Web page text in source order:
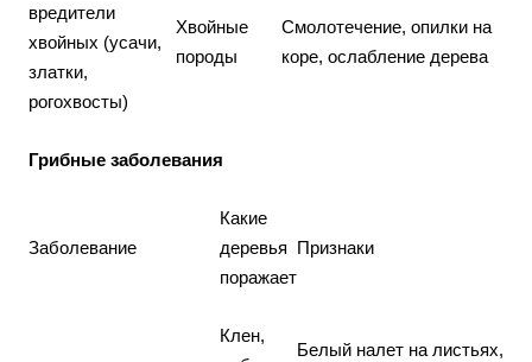
вредители
хвойных (усачи,
златки,
рогохвосты)
Хвойные
породы
Смолотечение, опилки на
коре, ослабление дерева
Грибные заболевания
Заболевание
Какие
деревья
поражает
Признаки
Клен,
Белый налет на листьях,